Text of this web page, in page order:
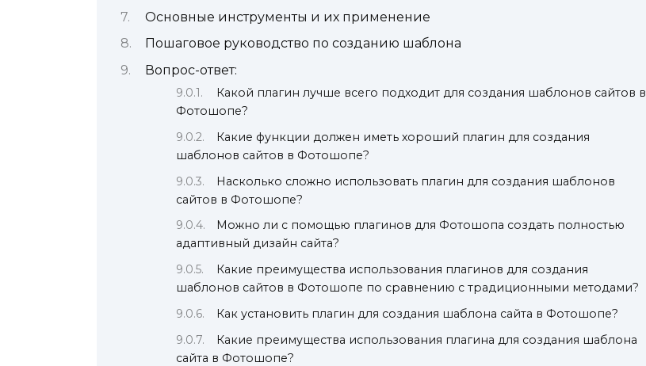
Основные инструменты и их применение
Пошаговое руководство по созданию шаблона
Вопрос-ответ:
Какой плагин лучше всего подходит для создания шаблонов сайтов в
Фотошопе?
Какие функции должен иметь хороший плагин для создания
шаблонов сайтов в Фотошопе?
Насколько сложно использовать плагин для создания шаблонов
сайтов в Фотошопе?
Можно ли с помощью плагинов для Фотошопа создать полностью
адаптивный дизайн сайта?
Какие преимущества использования плагинов для создания
шаблонов сайтов в Фотошопе по сравнению с традиционными методами?
Как установить плагин для создания шаблона сайта в Фотошопе?
Какие преимущества использования плагина для создания шаблона
сайта в Фотошопе?